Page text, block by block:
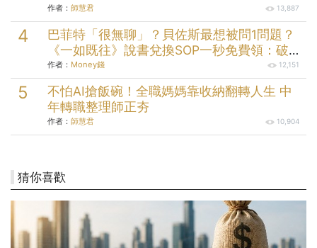
作者： 師慧君 13,887
巴菲特「很無聊」？貝佐斯最想被問1問題？
《一如既往》說書兌換SOP一秒免費領：破解
23條人性案例
作者： Money錢 12,151
不怕AI搶飯碗！全職媽媽靠收納翻轉人生 中
年轉職整理師正夯
作者： 師慧君 10,904
猜你喜歡